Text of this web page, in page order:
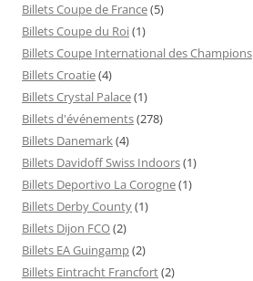
Billets Coupe de France(5)
Billets Coupe du Roi(1)
Billets Coupe International des Champions
Billets Croatie(4)
Billets Crystal Palace(1)
Billets d'événements(278)
Billets Danemark(4)
Billets Davidoff Swiss Indoors(1)
Billets Deportivo La Corogne(1)
Billets Derby County(1)
Billets Dijon FCO(2)
Billets EA Guingamp(2)
Billets Eintracht Francfort(2)